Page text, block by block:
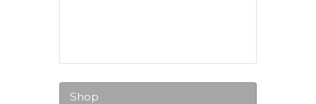
Shop